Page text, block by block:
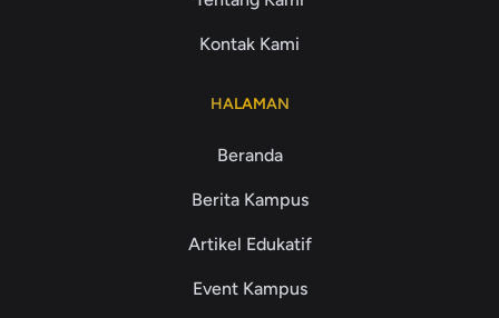
Kontak Kami
HALAMAN
Beranda
Berita Kampus
Artikel Edukatif
Event Kampus